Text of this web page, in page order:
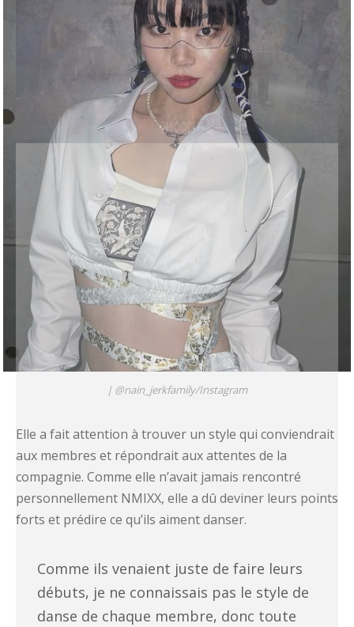
| @nain_jerkfamily/Instagram
Elle a fait attention à trouver un style qui conviendrait
aux membres et répondrait aux attentes de la
compagnie. Comme elle n’avait jamais rencontré
personnellement NMIXX, elle a dû deviner leurs points
forts et prédire ce qu’ils aiment danser.
Comme ils venaient juste de faire leurs
débuts, je ne connaissais pas le style de
danse de chaque membre, donc toute